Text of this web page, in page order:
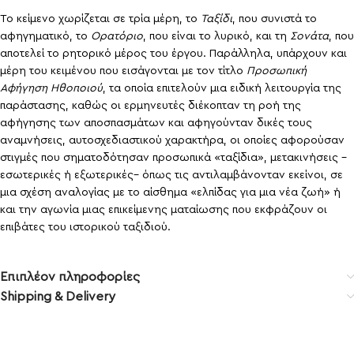
Το κείμενο χωρίζεται σε τρία μέρη, το Ταξίδι, που συνιστά το
αφηγηματικό, το Ορατόριο, που είναι το λυρικό, και τη Σονάτα, που
αποτελεί το ρητορικό μέρος του έργου. Παράλληλα, υπάρχουν και
μέρη του κειμένου που εισάγονται με τον τίτλο Προσωπική
Αφήγηση Ηθοποιού, τα οποία επιτελούν μια ειδική λειτουργία της
παράστασης, καθώς οι ερμηνευτές διέκοπταν τη ροή της
αφήγησης των αποσπασμάτων και αφηγούνταν δικές τους
αναμνήσεις, αυτοσχεδιαστικού χαρακτήρα, οι οποίες αφορούσαν
στιγμές που σηματοδότησαν προσωπικά «ταξίδια», μετακινήσεις –
εσωτερικές ή εξωτερικές– όπως τις αντιλαμβάνονταν εκείνοι, σε
μια σχέση αναλογίας με το αίσθημα «ελπίδας για μια νέα ζωή» ή
και την αγωνία μιας επικείμενης ματαίωσης που εκφράζουν οι
επιβάτες του ιστορικού ταξιδιού.
Επιπλέον πληροφορίες
Shipping & Delivery